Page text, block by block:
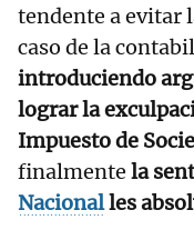
tendente a evitar
caso de la
introduciendo
lograr la
Impuesto de
finalmente la
Nacionalles